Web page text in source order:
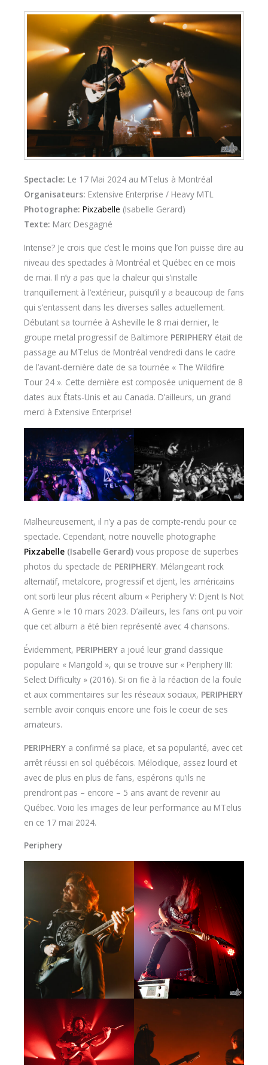
Spectacle: Le 17 Mai 2024 au MTelus à Montréal
Organisateurs: Extensive Enterprise / Heavy MTL
Photographe: Pixzabelle (Isabelle Gerard)
Texte: Marc Desgagné
Intense? Je crois que c’est le moins que l’on puisse dire au
niveau des spectacles à Montréal et Québec en ce mois
de mai. Il n’y a pas que la chaleur qui s’installe
tranquillement à l’extérieur, puisqu’il y a beaucoup de fans
qui s’entassent dans les diverses salles actuellement.
Débutant sa tournée à Asheville le 8 mai dernier, le
groupe metal progressif de Baltimore PERIPHERY était de
passage au MTelus de Montréal vendredi dans le cadre
de l’avant-dernière date de sa tournée « The Wildfire
Tour 24 ». Cette dernière est composée uniquement de 8
dates aux États-Unis et au Canada. D’ailleurs, un grand
merci à Extensive Enterprise!
Malheureusement, il n’y a pas de compte-rendu pour ce
spectacle. Cependant, notre nouvelle photographe
Pixzabelle (Isabelle Gerard) vous propose de superbes
photos du spectacle de PERIPHERY. Mélangeant rock
alternatif, metalcore, progressif et djent, les américains
ont sorti leur plus récent album « Periphery V: Djent Is Not
A Genre » le 10 mars 2023. D’ailleurs, les fans ont pu voir
que cet album a été bien représenté avec 4 chansons.
Évidemment, PERIPHERY a joué leur grand classique
populaire « Marigold », qui se trouve sur « Periphery III:
Select Difficulty » (2016). Si on fie à la réaction de la foule
et aux commentaires sur les réseaux sociaux, PERIPHERY
semble avoir conquis encore une fois le coeur de ses
amateurs.
PERIPHERY a confirmé sa place, et sa popularité, avec cet
arrêt réussi en sol québécois. Mélodique, assez lourd et
avec de plus en plus de fans, espérons qu’ils ne
prendront pas – encore – 5 ans avant de revenir au
Québec. Voici les images de leur performance au MTelus
en ce 17 mai 2024.
Periphery